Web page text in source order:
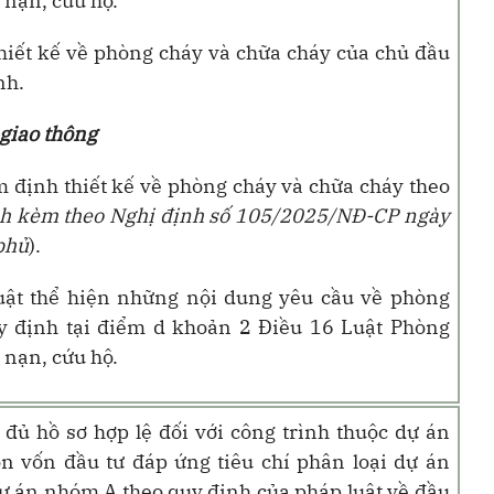
kế về phòng cháy và chữa cháy của chủ đầu
.
thông
định thiết kế về phòng cháy và chữa cháy theo
kèm theo Nghị định số 105/2025/NĐ-CP ngày
).
thể hiện những nội dung yêu cầu về phòng
định tại điểm d khoản 2 Điều 16 Luật Phòng
cứu hộ.
hồ sơ hợp lệ đối với công trình thuộc dự án
vốn đầu tư đáp ứng tiêu chí phân loại dự án